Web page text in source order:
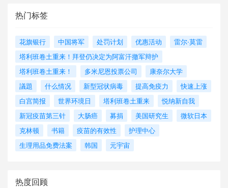
热门标签
花旗银行 中国将军 处罚计划 优惠活动
雷尔·莫雷
塔利班卷土重来！拜登仍决定为阿富汗撤军辩护
塔利班卷土重来！
多米尼恩投票公司
康奈尔大学
議題
什么情况 新型冠状病毒 提高免疫力
快速上涨
白宫简报
世界环境日 塔利班卷土重来
悦纳新自我
新冠疫苗第三针
大肠癌 募捐 美国研究生
微软日本
克林顿
书籍 疫苗的有效性
护理中心
生理用品免费法案
韩国 元宇宙
热度回顾